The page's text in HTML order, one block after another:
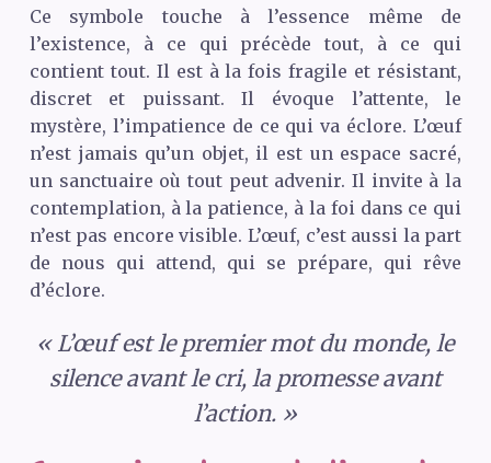
Ce symbole touche à l’essence même de
l’existence, à ce qui précède tout, à ce qui
contient tout. Il est à la fois fragile et résistant,
discret et puissant. Il évoque l’attente, le
mystère, l’impatience de ce qui va éclore. L’œuf
n’est jamais qu’un objet, il est un espace sacré,
un sanctuaire où tout peut advenir. Il invite à la
contemplation, à la patience, à la foi dans ce qui
n’est pas encore visible. L’œuf, c’est aussi la part
de nous qui attend, qui se prépare, qui rêve
d’éclore.
« L’œuf est le premier mot du monde, le
silence avant le cri, la promesse avant
l’action. »